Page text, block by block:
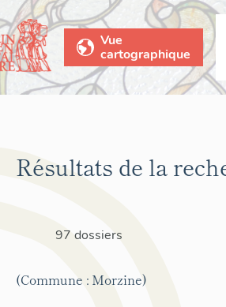
Vue
cartographique
Résultats de la
97 dossiers
(Commune : Morzine)